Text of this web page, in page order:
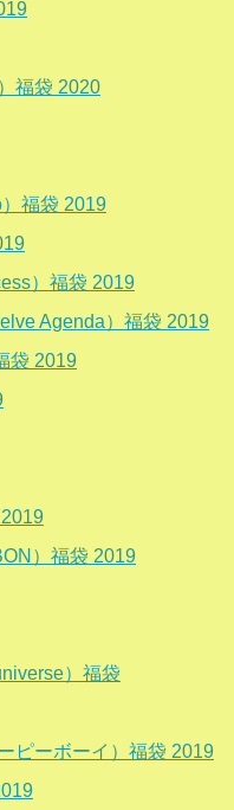
福袋 2020
福袋 2019
）福袋 2019
Agenda）福袋 2019
袋 2019
）福袋 2019
）福袋
ピーボーイ）福袋 2019